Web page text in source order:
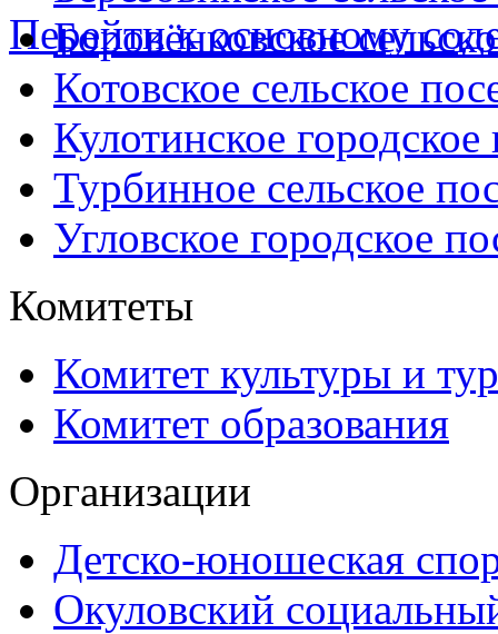
Перейти к основному
Боровёнковское
Котовское сельское
Кулотинское городское
Турбинное сельское
Угловское городское
Комитеты
Комитет культуры и
Комитет образования
Организации
Детско-юношеская
Окуловский